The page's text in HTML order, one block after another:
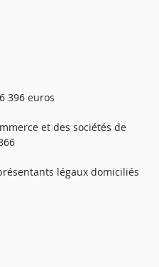
396 euros
et des sociétés de
légaux domiciliés